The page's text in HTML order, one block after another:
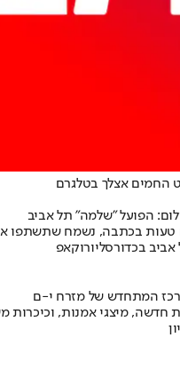
החמים אצלך בטלגרם
הפועל "שלמה" תל אביב
טעות בכתבה, נשמח שתשתפו
אביב בכדורסליורוקאפ
המתחדש של מזרח י-ם
חדשה, מיצגי אמנות, וכיכרות